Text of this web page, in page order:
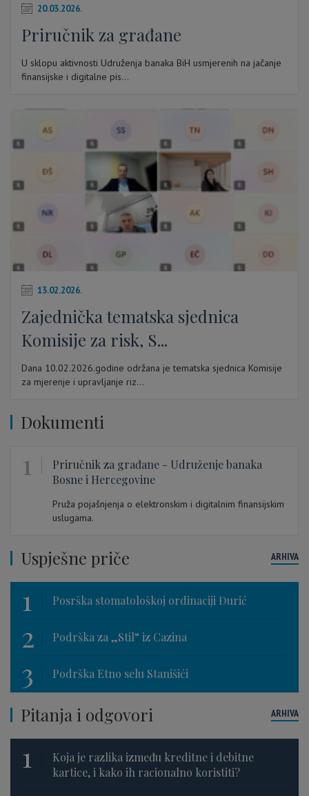
20.03.2026.
Priručnik za građane
U sklopu aktivnosti Udruženja banaka BiH usmjerenih na jačanje
finansijske i digitalne pis...
13.02.2026.
Zajednička tematska sjednica
Komisije za risk, S...
Dana 10.02.2026.godine održana je tematska sjednica Komisije
za mjerenje i upravljanje riz...
Dokumenti
1
Priručnik za građane - Udruženje banaka
Bosne i Hercegovine
Pruža pojašnjenja o elektronskim i digitalnim finansijskim
uslugama.
Uspješne priče ARHIVA
1 Posrška stomatološkoj ordinaciji Đurić
2 Podrška za „Stil“ iz Cazina
3 Podrška Etno selu Stanišići
Pitanja i odgovori ARHIVA
1
Koja je razlika između kreditne i debitne
kartice, i kako ih racionalno koristiti?